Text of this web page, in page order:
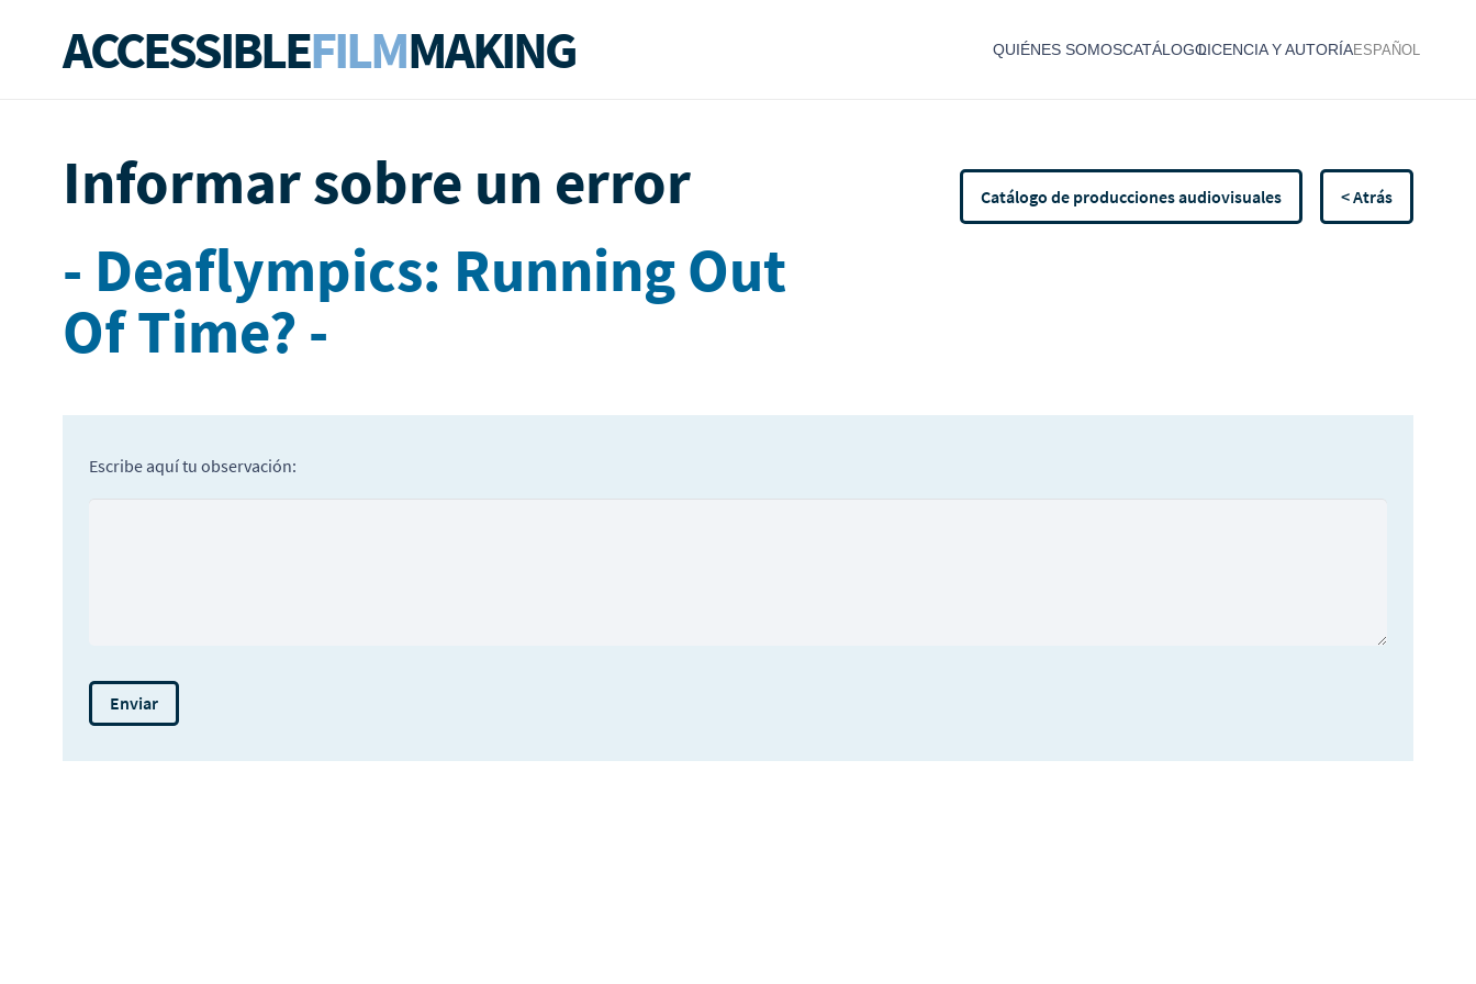
ACCESSIBLEFILMMAKING QUIÉNES SOMOSCATÁLOGOLICENCIA Y AUTORÍAESPAÑOL
Informar sobre un error
- Deaflympics: Running Out
Of Time? -
Catálogo de producciones audiovisuales < Atrás
Escribe aquí tu observación: